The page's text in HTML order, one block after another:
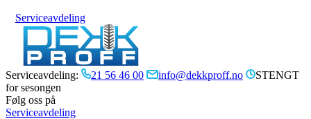
Serviceavdeling
Serviceavdeling: 21 56 46 00 info@dekkproff.no
STENGT
for sesongen
Følg oss på
Serviceavdeling